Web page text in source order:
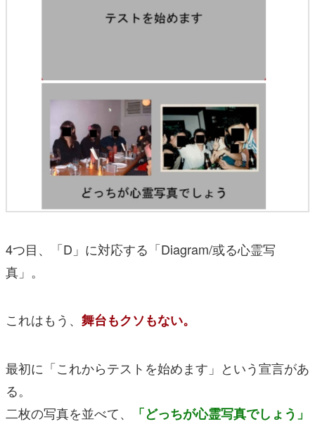
4つ目、「D」に対応する「Diagram/或る心霊写
真」。
これはもう、 舞台もクソもない。
最初に「これからテストを始めます」という宣言があ
る。
二枚の写真を並べて、
「どっちが心霊写真でしょう」